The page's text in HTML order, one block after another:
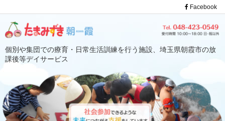
個別や集団での療育・日常生活訓練を行う施設、埼玉県朝霞市の放
課後等デイサービス
Facebook